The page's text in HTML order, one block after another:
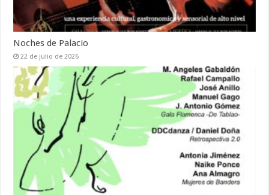
Noches de Palacio
22 de julio de 2026